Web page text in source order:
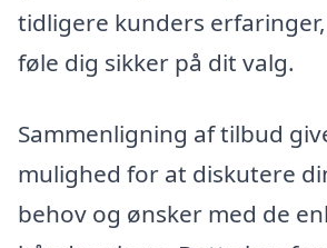
tidligere kunders
føle dig sikker på dit valg.
Sammenligning af tilbud
mulighed for at diskutere
behov og ønsker med de